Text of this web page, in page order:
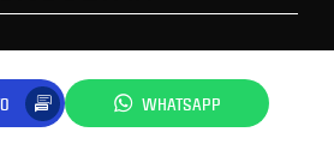
WHATSAPP